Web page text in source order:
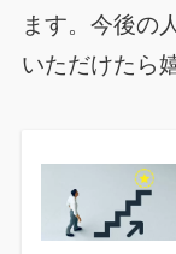
ます。今後の
いただけたら